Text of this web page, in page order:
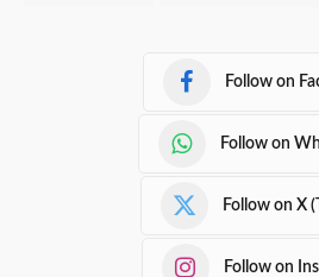
Follow on
Follow on
Follow on X
Follow on